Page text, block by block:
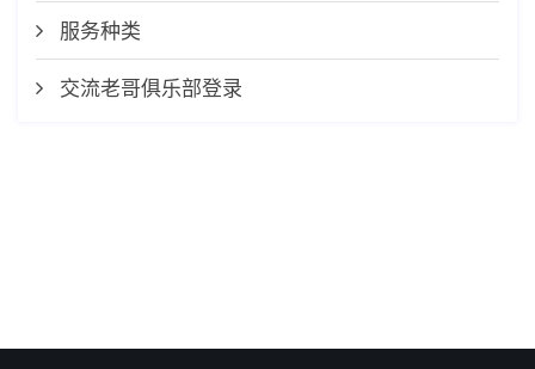
服务种类
交流老哥俱乐部登录